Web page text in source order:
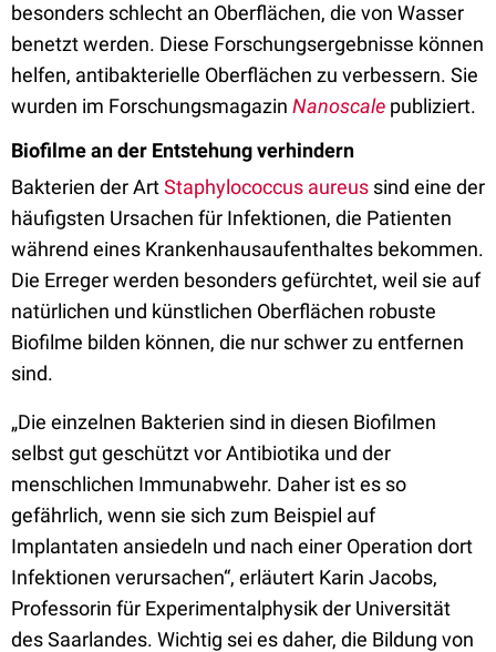
besonders schlecht an Oberflächen, die von Wasser
benetzt werden. Diese Forschungsergebnisse können
helfen, antibakterielle Oberflächen zu verbessern. Sie
wurden im Forschungsmagazin Nanoscale publiziert.
Biofilme an der Entstehung verhindern
Bakterien der ArtStaphylococcus aureus sind eine der
häufigsten Ursachen für Infektionen, die Patienten
während eines Krankenhausaufenthaltes bekommen.
Die Erreger werden besonders gefürchtet, weil sie auf
natürlichen und künstlichen Oberflächen robuste
Biofilme bilden können, die nur schwer zu entfernen
sind.
„Die einzelnen Bakterien sind in diesen Biofilmen
selbst gut geschützt vor Antibiotika und der
menschlichen Immunabwehr. Daher ist es so
gefährlich, wenn sie sich zum Beispiel auf
Implantaten ansiedeln und nach einer Operation dort
Infektionen verursachen“, erläutert Karin Jacobs,
Professorin für Experimentalphysik der Universität
des Saarlandes. Wichtig sei es daher, die Bildung von